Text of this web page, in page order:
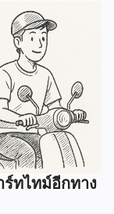
ทไทม์อีกทาง